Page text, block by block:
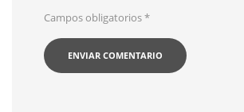
Campos obligatorios*